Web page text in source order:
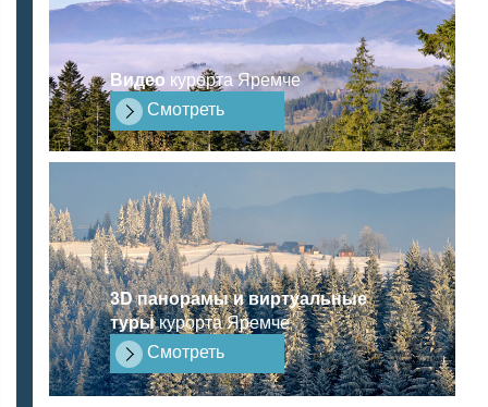
Видео курорта Яремче
Смотреть
3D панорамы и виртуальные
турыкурорта Яремче
Смотреть